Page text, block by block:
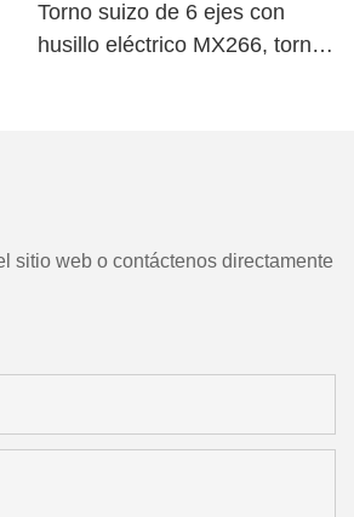
Torno suizo de 6 ejes con
husillo eléctrico MX266, torno
sitio web o contáctenos directamente